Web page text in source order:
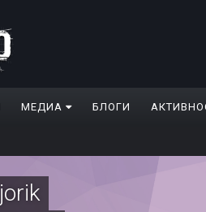
МЕДИА БЛОГИ
jorik